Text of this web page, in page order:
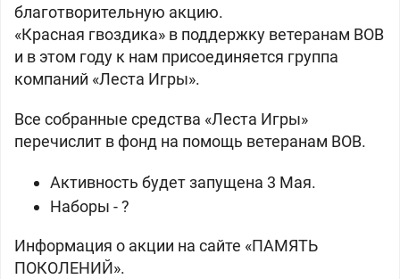
благотворительную акцию.
«Красная гвоздика» в поддержку ветеранам ВОВ
и в этом году к нам присоединяется группа
компаний «Леста Игры».
Все собранные средства «Леста Игры»
перечислит в фонд на помощь ветеранам ВОВ.
Активность будет запущена 3 Мая.
Наборы - ?
Информация о акции на сайте «ПАМЯТЬ
ПОКОЛЕНИЙ».